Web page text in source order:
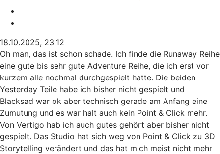
18.10.2025, 23:12
Oh man, das ist schon schade. Ich finde die Runaway Reihe
eine gute bis sehr gute Adventure Reihe, die ich erst vor
kurzem alle nochmal durchgespielt hatte. Die beiden
Yesterday Teile habe ich bisher nicht gespielt und
Blacksad war ok aber technisch gerade am Anfang eine
Zumutung und es war halt auch kein Point & Click mehr.
Von Vertigo hab ich auch gutes gehört aber bisher nicht
gespielt. Das Studio hat sich weg von Point & Click zu 3D
Storytelling verändert und das hat mich meist nicht mehr